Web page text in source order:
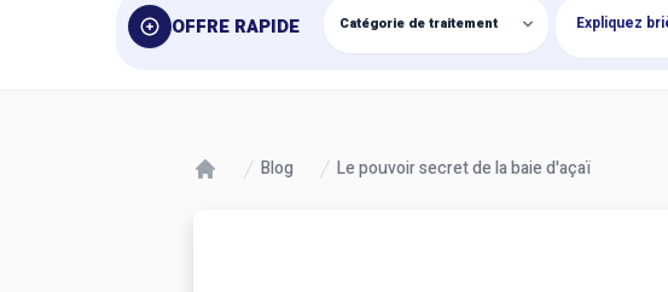
OFFRE RAPIDE
Blog Le pouvoir secret de la baie d'açaï